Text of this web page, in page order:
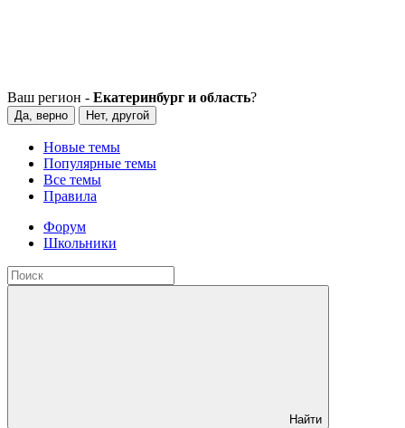
Ваш регион - Екатеринбург и область?
Да, верно Нет, другой
Новые темы
Популярные темы
Все темы
Правила
Форум
Школьники
Найти